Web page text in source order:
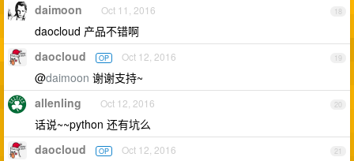
18
daimoon Oct 11, 2016
daocloud 产品不错啊
19
daocloud OP Oct 12, 2016
@daimoon 谢谢支持~
20
allenling Oct 12, 2016
话说~~python 还有坑么
21
daocloud OP Oct 12, 2016